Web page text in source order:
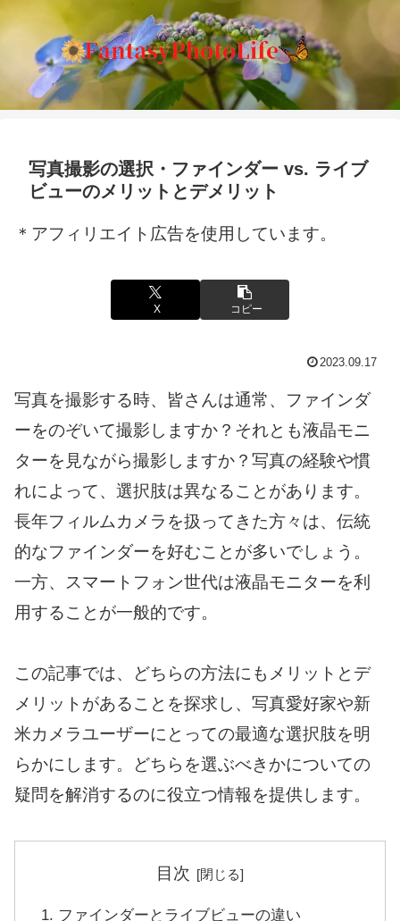
写真撮影の選択・ファインダー vs. ライブ
ビューのメリットとデメリット
＊アフィリエイト広告を使用しています。
X コピー
2023.09.17
写真を撮影する時、皆さんは通常、ファインダ
ーをのぞいて撮影しますか？それとも液晶モニ
ターを見ながら撮影しますか？写真の経験や慣
れによって、選択肢は異なることがあります。
長年フィルムカメラを扱ってきた方々は、伝統
的なファインダーを好むことが多いでしょう。
一方、スマートフォン世代は液晶モニターを利
用することが一般的です。
この記事では、どちらの方法にもメリットとデ
メリットがあることを探求し、写真愛好家や新
米カメラユーザーにとっての最適な選択肢を明
らかにします。どちらを選ぶべきかについての
疑問を解消するのに役立つ情報を提供します。
目次
ファインダーとライブビューの違い